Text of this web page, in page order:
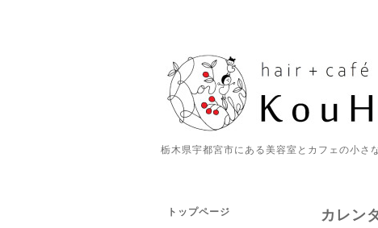
栃木県宇都宮市にある美容室とカフェの小さ
カレン
トップページ